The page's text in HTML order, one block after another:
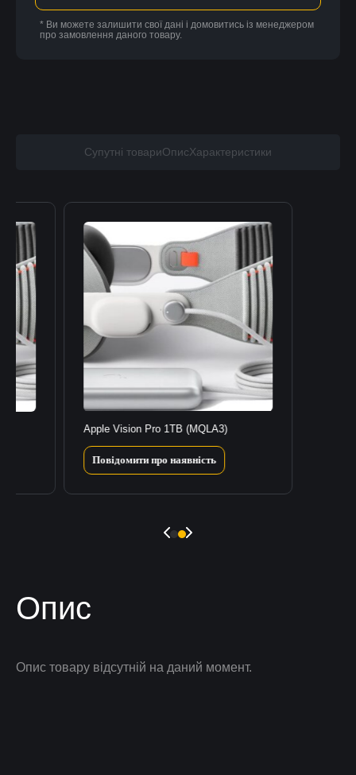
* Ви можете залишити свої дані і домовитись із менеджером
про замовлення даного товару.
Супутні товариОписХарактеристики
Apple Vision Pro 1TB (MQLA3)
Повідомити про наявність
Опис
Опис товару відсутній на даний момент.